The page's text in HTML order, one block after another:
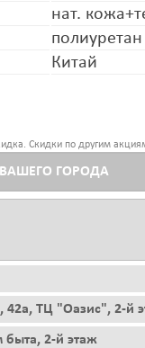
нат.
полиуретан
Китай
Скидки по другим
ГОРОДА
42а, ТЦ "Оазис", 2-й
быта, 2-й этаж